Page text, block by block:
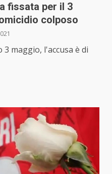
fissata per il 3
colposo
maggio, l'accusa è di